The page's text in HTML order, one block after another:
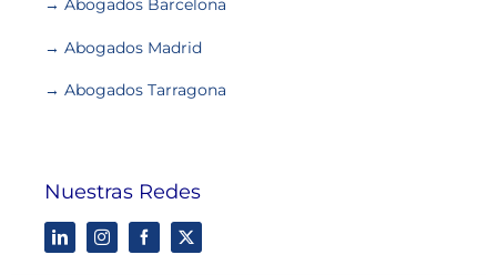
→ Abogados Barcelona
→ Abogados Madrid
→ Abogados Tarragona
Nuestras Redes